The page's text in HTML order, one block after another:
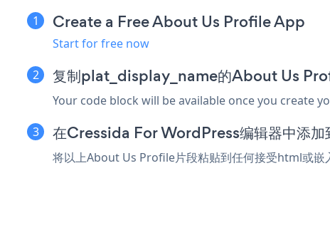
Create a Free About Us Profile App
Start for free now
复制plat_display_name的About Us
Your code block will be available once you create
在Cressida For WordPress编辑器中添
将以上About Us Profile片段粘贴到任何接受html或